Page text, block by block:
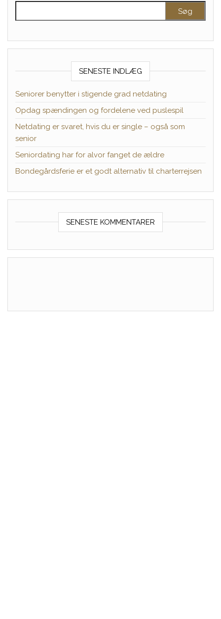
SENESTE INDLÆG
Seniorer benytter i stigende grad netdating
Opdag spændingen og fordelene ved puslespil
Netdating er svaret, hvis du er single – også som
senior
Seniordating har for alvor fanget de ældre
Bondegårdsferie er et godt alternativ til charterrejsen
SENESTE KOMMENTARER